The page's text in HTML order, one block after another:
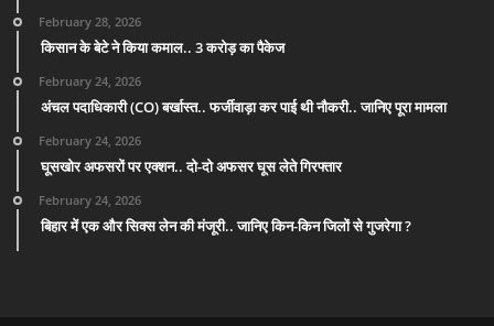
February 28, 2026
किसान के बेटे ने किया कमाल.. 3 करोड़ का पैकेज
February 24, 2026
अंचल पदाधिकारी (CO) बर्खास्त.. फर्जीवाड़ा कर पाई थी नौकरी.. जानिए पूरा मामला
February 24, 2026
घूसखोर अफसरों पर एक्शन.. दो-दो अफसर घूस लेते गिरफ्तार
February 24, 2026
बिहार में एक और सिक्स लेन की मंजूरी.. जानिए किन-किन जिलों से गुजरेगा ?